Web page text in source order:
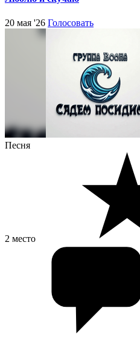
20 мая '26 Голосовать
Песня
2 место